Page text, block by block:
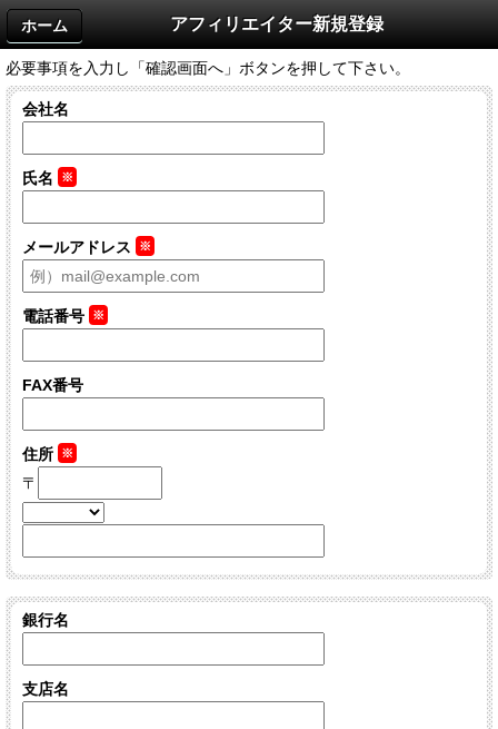
アフィリエイター新規登録
ホーム
必要事項を入力し「確認画面へ」ボタンを押して下さい。
会社名
氏名 ※
メールアドレス ※
電話番号 ※
FAX番号
住所 ※
〒
銀行名
支店名